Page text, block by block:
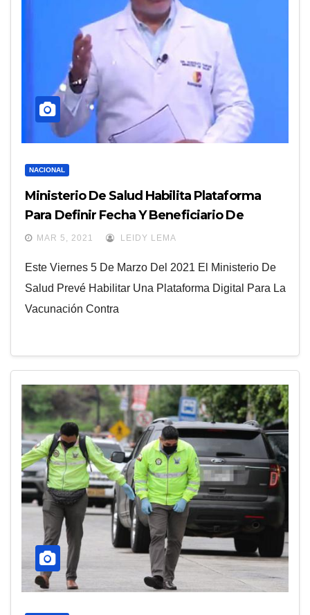
NACIONAL
Ministerio De Salud Habilita Plataforma
Para Definir Fecha Y Beneficiario De
Vacuna Contra Covid
MAR 5, 2021 LEIDY LEMA
Este Viernes 5 De Marzo Del 2021 El Ministerio De
Salud Prevé Habilitar Una Plataforma Digital Para La
Vacunación Contra